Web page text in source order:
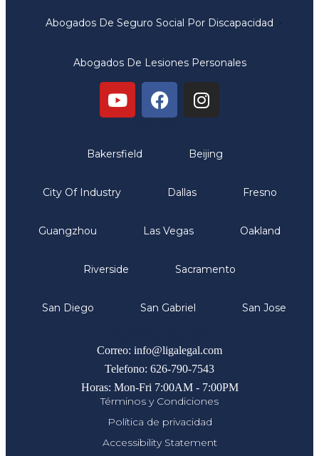
Abogados De Seguro Social Por Discapacidad
Abogados De Lesiones Personales
Bakersfield Beijing
City Of Industry Dallas Fresno
Guangzhou Las Vegas Oakland
Riverside Sacramento
San Diego San Gabriel San Jose
Correo: info@ligalegal.com
Telefono: 626-790-7543
Horas: Mon-Fri 7:00AM - 7:00PM
Términos y Condiciones
Política de privacidad
Accessibility Statement